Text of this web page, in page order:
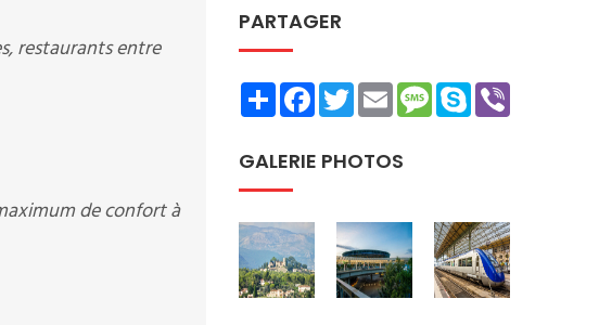
restaurants entre
de confort à
PARTAGER
ShareFacebookTwitterEmailMessage
Skype
GALERIE PHOTOS